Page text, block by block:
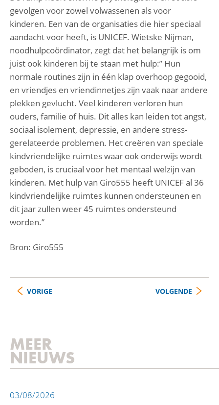
gevolgen voor zowel volwassenen als voor
kinderen. Een van de organisaties die hier speciaal
aandacht voor heeft, is UNICEF. Wietske Nijman,
noodhulpcoördinator, zegt dat het belangrijk is om
juist ook kinderen bij te staan met hulp:” Hun
normale routines zijn in één klap overhoop gegooid,
en vriendjes en vriendinnetjes zijn vaak naar andere
plekken gevlucht. Veel kinderen verloren hun
ouders, familie of huis. Dit alles kan leiden tot angst,
sociaal isolement, depressie, en andere stress-
gerelateerde problemen. Het creëren van speciale
kindvriendelijke ruimtes waar ook onderwijs wordt
geboden, is cruciaal voor het mentaal welzijn van
kinderen. Met hulp van Giro555 heeft UNICEF al 36
kindvriendelijke ruimtes kunnen ondersteunen en
dit jaar zullen weer 45 ruimtes ondersteund
worden.”
Bron: Giro555
VORIGE VOLGENDE
MEER
NIEUWS
03/08/2026